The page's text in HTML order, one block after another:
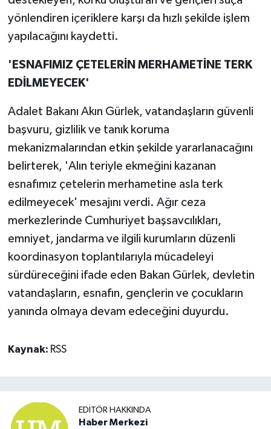
yönlendiren içeriklere karşı da hızlı şekilde işlem
yapılacağını kaydetti.
'ESNAFIMIZ ÇETELERİN MERHAMETİNE TERK
EDİLMEYECEK'
Adalet Bakanı Akın Gürlek, vatandaşların güvenli
başvuru, gizlilik ve tanık koruma
mekanizmalarından etkin şekilde yararlanacağını
belirterek, 'Alın teriyle ekmeğini kazanan
esnafımız çetelerin merhametine asla terk
edilmeyecek' mesajını verdi. Ağır ceza
merkezlerinde Cumhuriyet başsavcılıkları,
emniyet, jandarma ve ilgili kurumların düzenli
koordinasyon toplantılarıyla mücadeleyi
sürdüreceğini ifade eden Bakan Gürlek, devletin
vatandaşların, esnafın, gençlerin ve çocukların
yanında olmaya devam edeceğini duyurdu.
Kaynak: RSS
EDITÖR HAKKINDA
Haber Merkezi